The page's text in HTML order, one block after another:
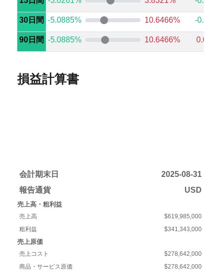
30日間 -5.0885% 10.6466% -
90日間 -5.0885% 10.6466%
損益計算書
会計期末日
2025-08-31
報告通貨
USD
売上高・粗利益
売上高
$619,985,000
粗利益
$341,343,000
売上原価
売上コスト
$278,642,000
商品・サービス原価
$278,642,000